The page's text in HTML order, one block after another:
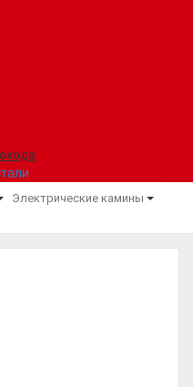
Электрические камины